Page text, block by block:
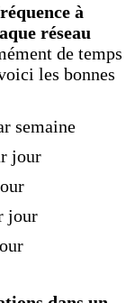
à
réseau
de temps
les bonnes
semaine
jour
jour